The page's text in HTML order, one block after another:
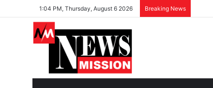
1:04 PM, Thursday, August 6 2026 Breaking News